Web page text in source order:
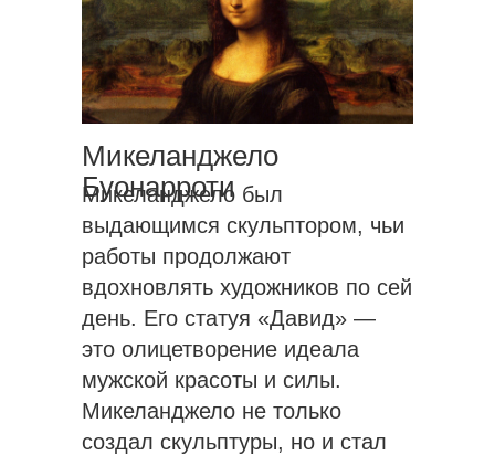
Микеланджело
Буонарроти
Микеланджело был
выдающимся скульптором, чьи
работы продолжают
вдохновлять художников по сей
день. Его статуя «Давид» —
это олицетворение идеала
мужской красоты и силы.
Микеланджело не только
создал скульптуры, но и стал